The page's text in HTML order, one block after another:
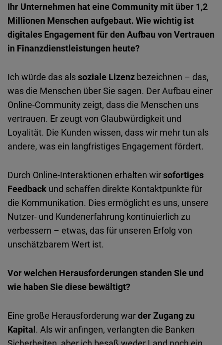
Ihr Unternehmen hat eine Community mit über 1,2
Millionen Menschen aufgebaut. Wie wichtig ist
digitales Engagement für den Aufbau von Vertrauen
in Finanzdienstleistungen heute?
Ich würde das alssoziale Lizenz bezeichnen – das,
was die Menschen über Sie sagen. Der Aufbau einer
Online-Community zeigt, dass die Menschen uns
vertrauen. Er zeugt von Glaubwürdigkeit und
Loyalität. Die Kunden wissen, dass wir mehr tun als
andere, was ein langfristiges Engagement fördert.
Durch Online-Interaktionen erhalten wirsofortiges
Feedback und schaffen direkte Kontaktpunkte für
die Kommunikation. Dies ermöglicht es uns, unsere
Nutzer- und Kundenerfahrung kontinuierlich zu
verbessern – etwas, das für unseren Erfolg von
unschätzbarem Wert ist.
Vor welchen Herausforderungen standen Sie und
wie haben Sie diese bewältigt?
Eine große Herausforderung warder Zugang zu
Kapital. Als wir anfingen, verlangten die Banken